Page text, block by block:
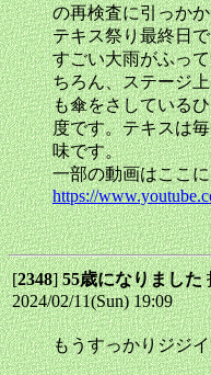
の再検査に引っか
テキス祭り最終日
すごい大雨がふっ
ちろん、ステージ
も傘をさしている
度です。テキスは
味です。
一部の動画はここ
https://
[2348]55歳になりました
2024/02/11(Sun) 19:09
もうすっかりジジ